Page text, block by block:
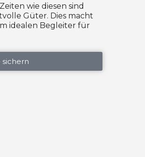
wie diesen sind
Güter. Dies macht
idealen Begleiter für